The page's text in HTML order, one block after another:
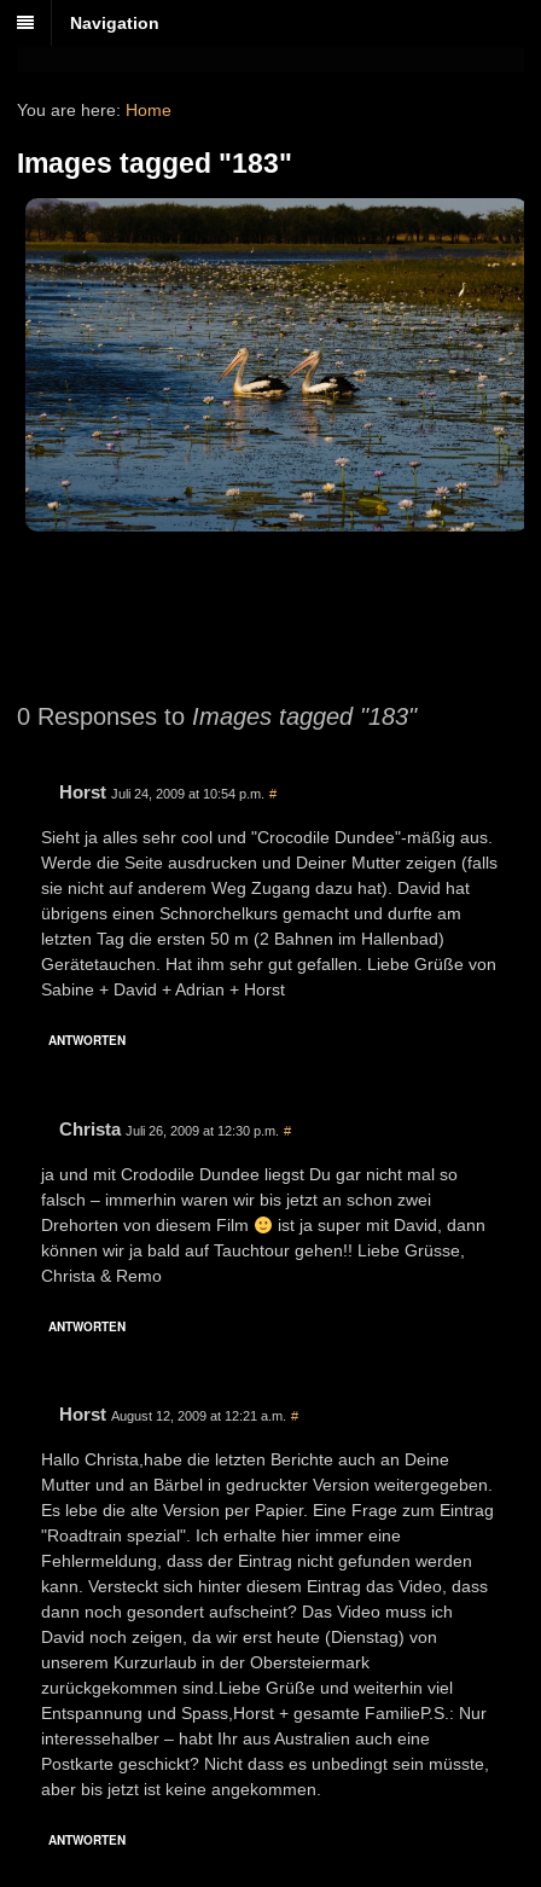
Navigation
You are here: Home
Images tagged "183"
0 Responses to Images tagged "183"
Horst Juli 24, 2009 at 10:54 p.m. #
Sieht ja alles sehr cool und "Crocodile Dundee"-mäßig aus.
Werde die Seite ausdrucken und Deiner Mutter zeigen (falls
sie nicht auf anderem Weg Zugang dazu hat). David hat
übrigens einen Schnorchelkurs gemacht und durfte am
letzten Tag die ersten 50 m (2 Bahnen im Hallenbad)
Gerätetauchen. Hat ihm sehr gut gefallen. Liebe Grüße von
Sabine + David + Adrian + Horst
ANTWORTEN
Christa Juli 26, 2009 at 12:30 p.m. #
ja und mit Crododile Dundee liegst Du gar nicht mal so
falsch – immerhin waren wir bis jetzt an schon zwei
Drehorten von diesem Film
ist ja super mit David, dann
können wir ja bald auf Tauchtour gehen!! Liebe Grüsse,
Christa & Remo
ANTWORTEN
Horst August 12, 2009 at 12:21 a.m. #
Hallo Christa,habe die letzten Berichte auch an Deine
Mutter und an Bärbel in gedruckter Version weitergegeben.
Es lebe die alte Version per Papier. Eine Frage zum Eintrag
"Roadtrain spezial". Ich erhalte hier immer eine
Fehlermeldung, dass der Eintrag nicht gefunden werden
kann. Versteckt sich hinter diesem Eintrag das Video, dass
dann noch gesondert aufscheint? Das Video muss ich
David noch zeigen, da wir erst heute (Dienstag) von
unserem Kurzurlaub in der Obersteiermark
zurückgekommen sind.Liebe Grüße und weiterhin viel
Entspannung und Spass,Horst + gesamte FamilieP.S.: Nur
interessehalber – habt Ihr aus Australien auch eine
Postkarte geschickt? Nicht dass es unbedingt sein müsste,
aber bis jetzt ist keine angekommen.
ANTWORTEN